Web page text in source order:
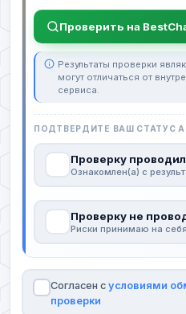
Проверить на
Результаты проверки
могут отличаться от
сервиса.
ПОДТВЕРДИТЕ ВАШ СТАТУС
Проверку
Ознакомлен(а) с
Проверку не
Риски принимаю на себя
Согласен с условиями
проверки